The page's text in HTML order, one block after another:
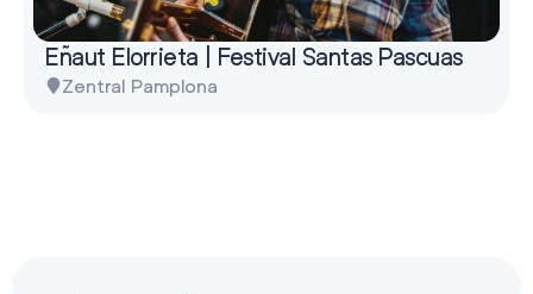
Eñaut Elorrieta | Festival Santas Pascuas
Zentral Pamplona